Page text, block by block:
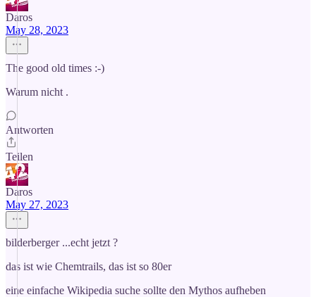
Daros
May 28, 2023
The good old times :-)
Warum nicht .
Antworten
Teilen
Daros
May 27, 2023
bilderberger ...echt jetzt ?
das ist wie Chemtrails, das ist so 80er
eine einfache Wikipedia suche sollte den Mythos aufheben